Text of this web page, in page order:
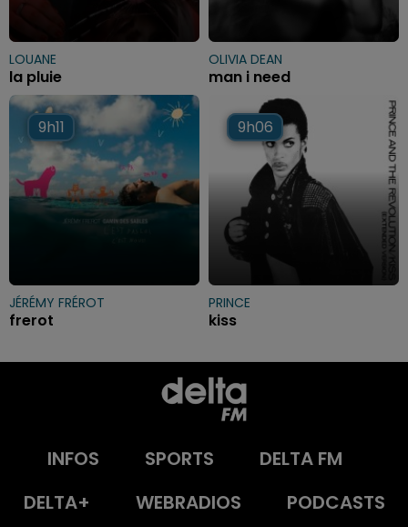
LOUANE
la pluie
OLIVIA DEAN
man i need
9h11
9h11
JÉRÉMY FRÉROT
frerot
9h06
9h06
PRINCE
kiss
INFOS SPORTS
DELTA FM
DELTA+
WEBRADIOS PODCASTS